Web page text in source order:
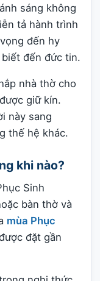
sáng không
tả hành trình
đến hy
đến đức tin.
nhà thờ cho
giữ kín.
này sang
thế hệ khác.
khi nào?
Sinh
bàn thờ và
mùa Phục
đặt gần